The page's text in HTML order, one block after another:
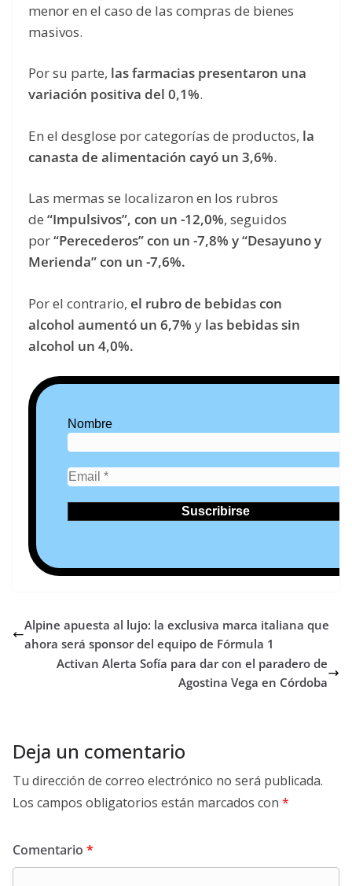
menor en el caso de las compras de bienes
masivos.
Por su parte, las farmacias presentaron una
variación positiva del 0,1%.
En el desglose por categorías de productos, la
canasta de alimentación cayó un 3,6%.
Las mermas se localizaron en los rubros
de “Impulsivos”, con un -12,0%, seguidos
por“Perecederos” con un -7,8% y “Desayuno y
Merienda” con un -7,6%.
Por el contrario, el rubro de bebidas con
alcohol aumentó un 6,7% y las bebidas sin
alcohol un 4,0%.
Nombre
Alpine apuesta al lujo: la exclusiva marca italiana que
ahora será sponsor del equipo de Fórmula 1
Activan Alerta Sofía para dar con el paradero de
Agostina Vega en Córdoba
Deja un comentario
Tu dirección de correo electrónico no será publicada.
Los campos obligatorios están marcados con *
Comentario *